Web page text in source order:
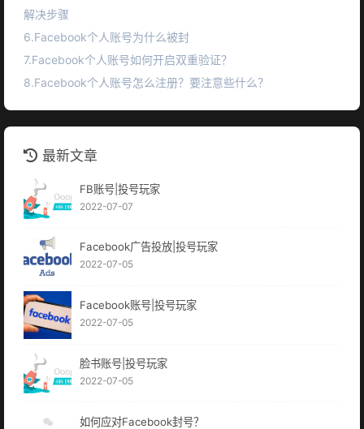
解决步骤
6.Facebook个人账号为什么被封
7.Facebook个人账号如何开启双重验证？
8.Facebook个人账号怎么注册？要注意些什么？
最新文章
FB账号|投号玩家
2022-07-07
Facebook广告投放|投号玩家
2022-07-05
Facebook账号|投号玩家
2022-07-05
脸书账号|投号玩家
2022-07-05
如何应对Facebook封号？